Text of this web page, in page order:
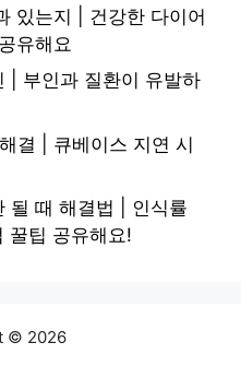
있는지 | 건강한 다이어
유해요
| 부인과 질환이 유발하
결 | 큐베이스 지연 시
될 때 해결법 | 인식률
꿀팁 공유해요!
© 2026